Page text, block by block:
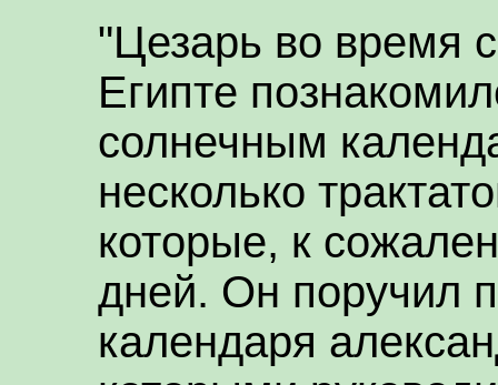
"Цезарь во время
Египте
солнечным
несколько
которые, к
дней. Он поручил
календаря